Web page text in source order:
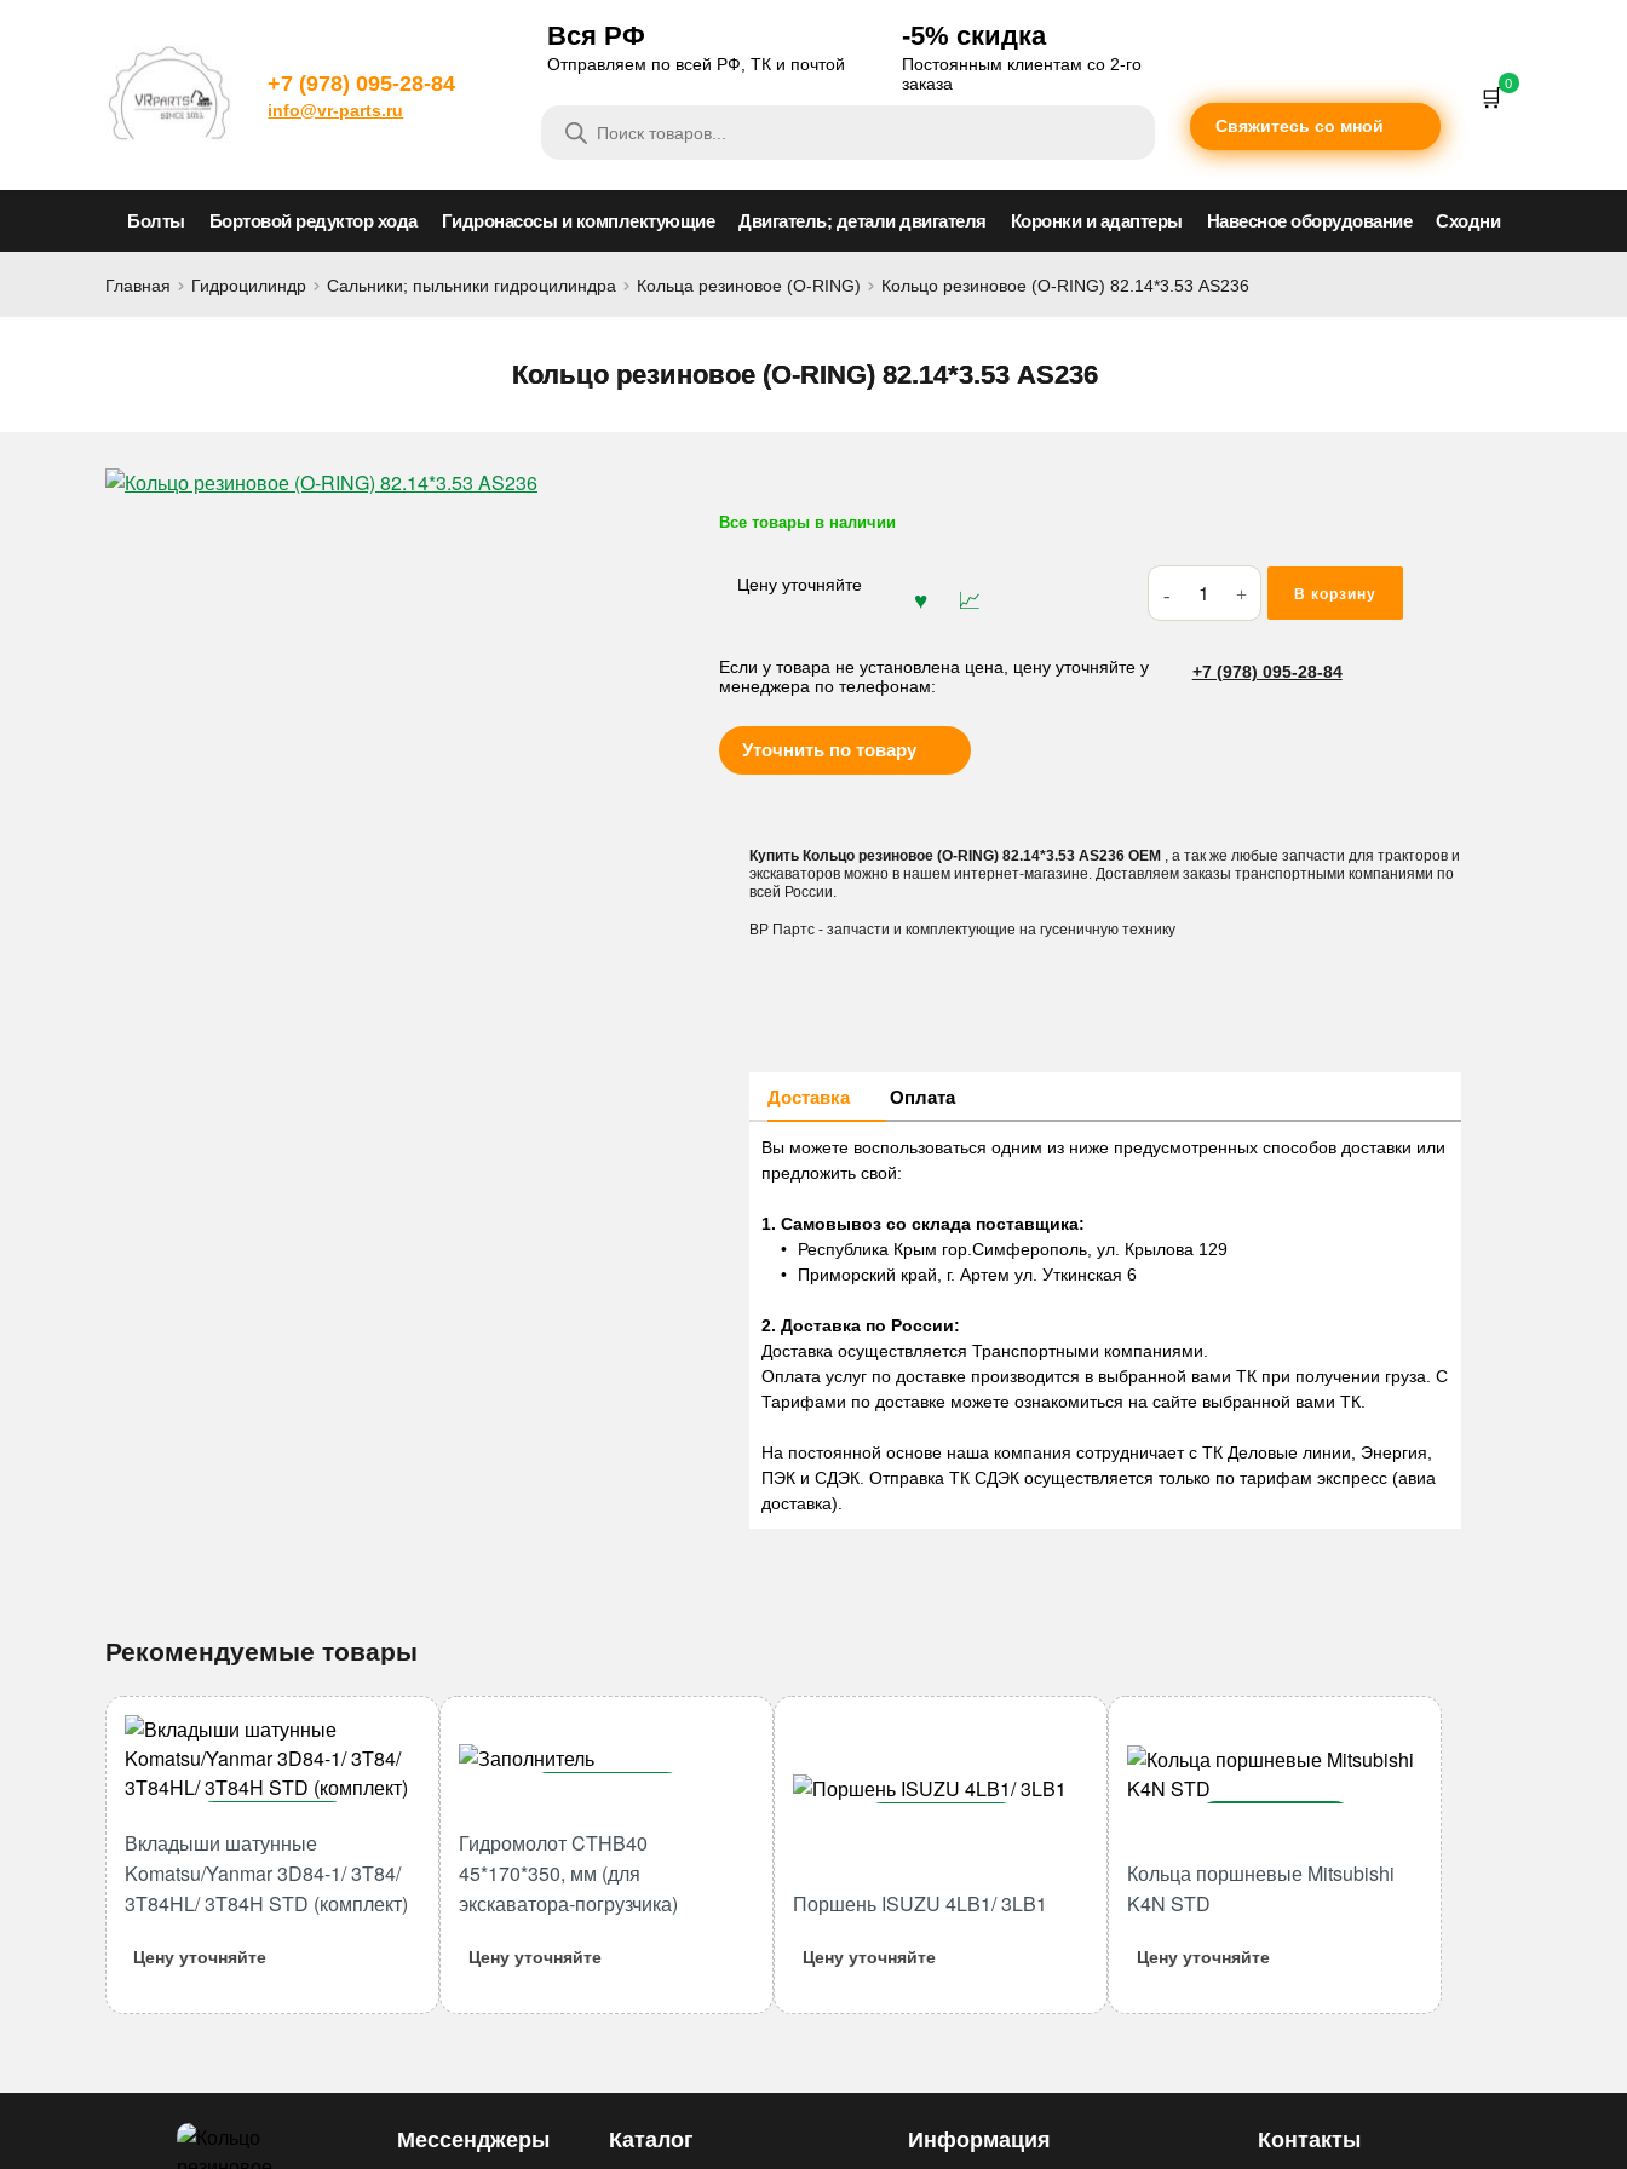
+7 (978) 095-28-84
info@vr-parts.ru
Вся РФ
Отправляем по всей РФ, ТК и почтой
-5% скидка
Постоянным клиентам со 2-го
заказа
товаров Свяжитесь со мной
0
Болты Бортовой редуктор хода Гидронасосы и комплектующие Двигатель; детали двигателя Коронки и адаптеры Навесное оборудование Сходни
Главная Гидроцилиндр Сальники; пыльники гидроцилиндра Кольца резиновое (O-RING) Кольцо резиновое (O-RING) 82.14*3.53 AS236
Кольцо резиновое (O-RING) 82.14*3.53 AS236
Все товары в наличии
Цену уточняйте
Количество
товара
резиновое
В корзину
Если у товара не установлена цена, цену уточняйте у
менеджера по телефонам:
+7 (978) 095-28-84
Уточнить по товару
Купить Кольцо резиновое (O-RING) 82.14*3.53 AS236 OEM , а так же любые запчасти для тракторов и
экскаваторов можно в нашем интернет-магазине. Доставляем заказы транспортными компаниями по
всей России.
ВР Партс - запчасти и комплектующие на гусеничную технику
Доставка Оплата
Вы можете воспользоваться одним из ниже предусмотренных способов доставки или
предложить свой:
1. Самовывоз со склада поставщика:
Республика Крым гор.Симферополь, ул. Крылова 129
Приморский край, г. Артем ул. Уткинская 6
2. Доставка по России:
Доставка осуществляется Транспортными компаниями.
Оплата услуг по доставке производится в выбранной вами ТК при получении груза. С
Тарифами по доставке можете ознакомиться на сайте выбранной вами ТК.
На постоянной основе наша компания сотрудничает с ТК Деловые линии, Энергия,
ПЭК и СДЭК. Отправка ТК СДЭК осуществляется только по тарифам экспресс (авиа
доставка).
Рекомендуемые товары
Количество
товара
Вкладыши
3D84-
3T84HL/
Вкладыши шатунные
Komatsu/Yanmar 3D84-1/ 3T84/
3T84HL/ 3T84H STD (комплект)
Цену уточняйте
Количество
товара
Гидромолот
CTHB40
(для
Гидромолот CTHB40
45*170*350, мм (для
экскаватора-погрузчика)
Цену уточняйте
товара
3LB1
Поршень ISUZU 4LB1/ 3LB1
Цену уточняйте
Количество
K4N
Кольца поршневые Mitsubishi
K4N STD
Цену уточняйте
Мессенджеры Каталог Информация Контакты